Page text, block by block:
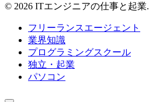
© 2026 ITエンジニアの仕事と起業.
フリーランスエージェント
業界知識
プログラミングスクール
独立・起業
パソコン